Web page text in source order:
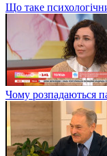
Що таке
Чому розпадаються